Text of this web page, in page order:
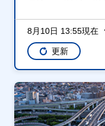
8月10日 13:55現在
更新